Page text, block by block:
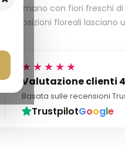
a mano con fiori
floreali
★★★★★
Valutazione clienti
Basata sulle recensioni
TrustpilotGoogle